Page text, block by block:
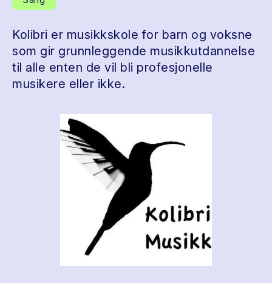
Kolibri er musikkskole for barn og voksne
som gir grunnleggende musikkutdannelse
til alle enten de vil bli profesjonelle
musikere eller ikke.